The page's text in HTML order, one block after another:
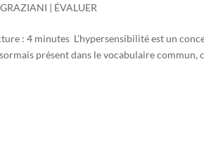
| ÉVALUER
: 4 minutes L’hypersensibilité est un
présent dans le vocabulaire